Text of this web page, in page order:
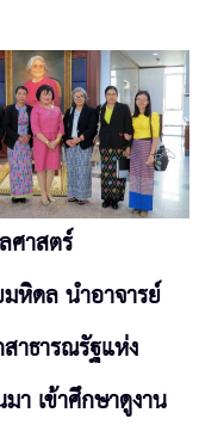
าสตร์
หิดล นำอาจารย์
าธารณรัฐแห่ง
า เข้าศึกษาดูงาน